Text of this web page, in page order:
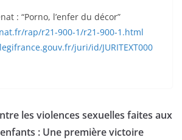
: “Porno, l’enfer du décor”
rap/r21-900-1/r21-900-1.html
juri/id/JURITEXT000
les violences sexuelles faites aux
: Une première victoire